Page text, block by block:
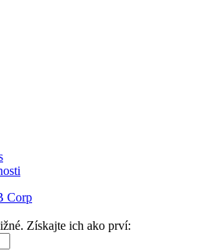
Corp
Získajte ich ako prví: